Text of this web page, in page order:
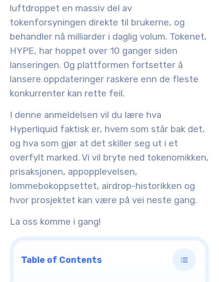
luftdroppet en massiv del av
tokenforsyningen direkte til brukerne, og
behandler nå milliarder i daglig volum. Tokenet,
HYPE, har hoppet over 10 ganger siden
lanseringen. Og plattformen fortsetter å
lansere oppdateringer raskere enn de fleste
konkurrenter kan rette feil.
I denne anmeldelsen vil du lære hva
Hyperliquid faktisk er, hvem som står bak det,
og hva som gjør at det skiller seg ut i et
overfylt marked. Vi vil bryte ned tokenomikken,
prisaksjonen, appopplevelsen,
lommebokoppsettet, airdrop-historikken og
hvor prosjektet kan være på vei neste gang.
La oss komme i gang!
Table of Contents